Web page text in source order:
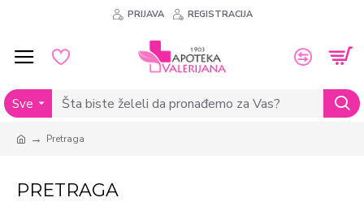
PRIJAVA REGISTRACIJA
Sve
Pretraga
PRETRAGA